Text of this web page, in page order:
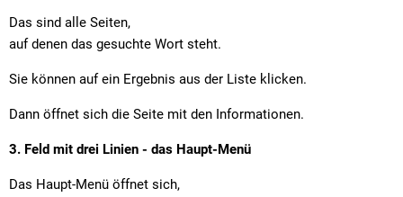
Das sind alle Seiten,
auf denen das gesuchte Wort steht.
Sie können auf ein Ergebnis aus der Liste klicken.
Dann öffnet sich die Seite mit den Informationen.
3. Feld mit drei Linien - das Haupt-Menü
Das Haupt-Menü öffnet sich,